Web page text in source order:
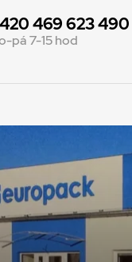
469 623 490
pá 7-15 hod